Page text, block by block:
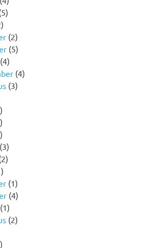
(2)
(5)
(4)
(3)
(1)
(4)
(2)